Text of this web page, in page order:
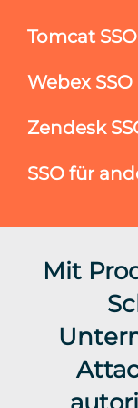
Tomcat SSO
Webex SSO
Zendesk
SSO für
Mit